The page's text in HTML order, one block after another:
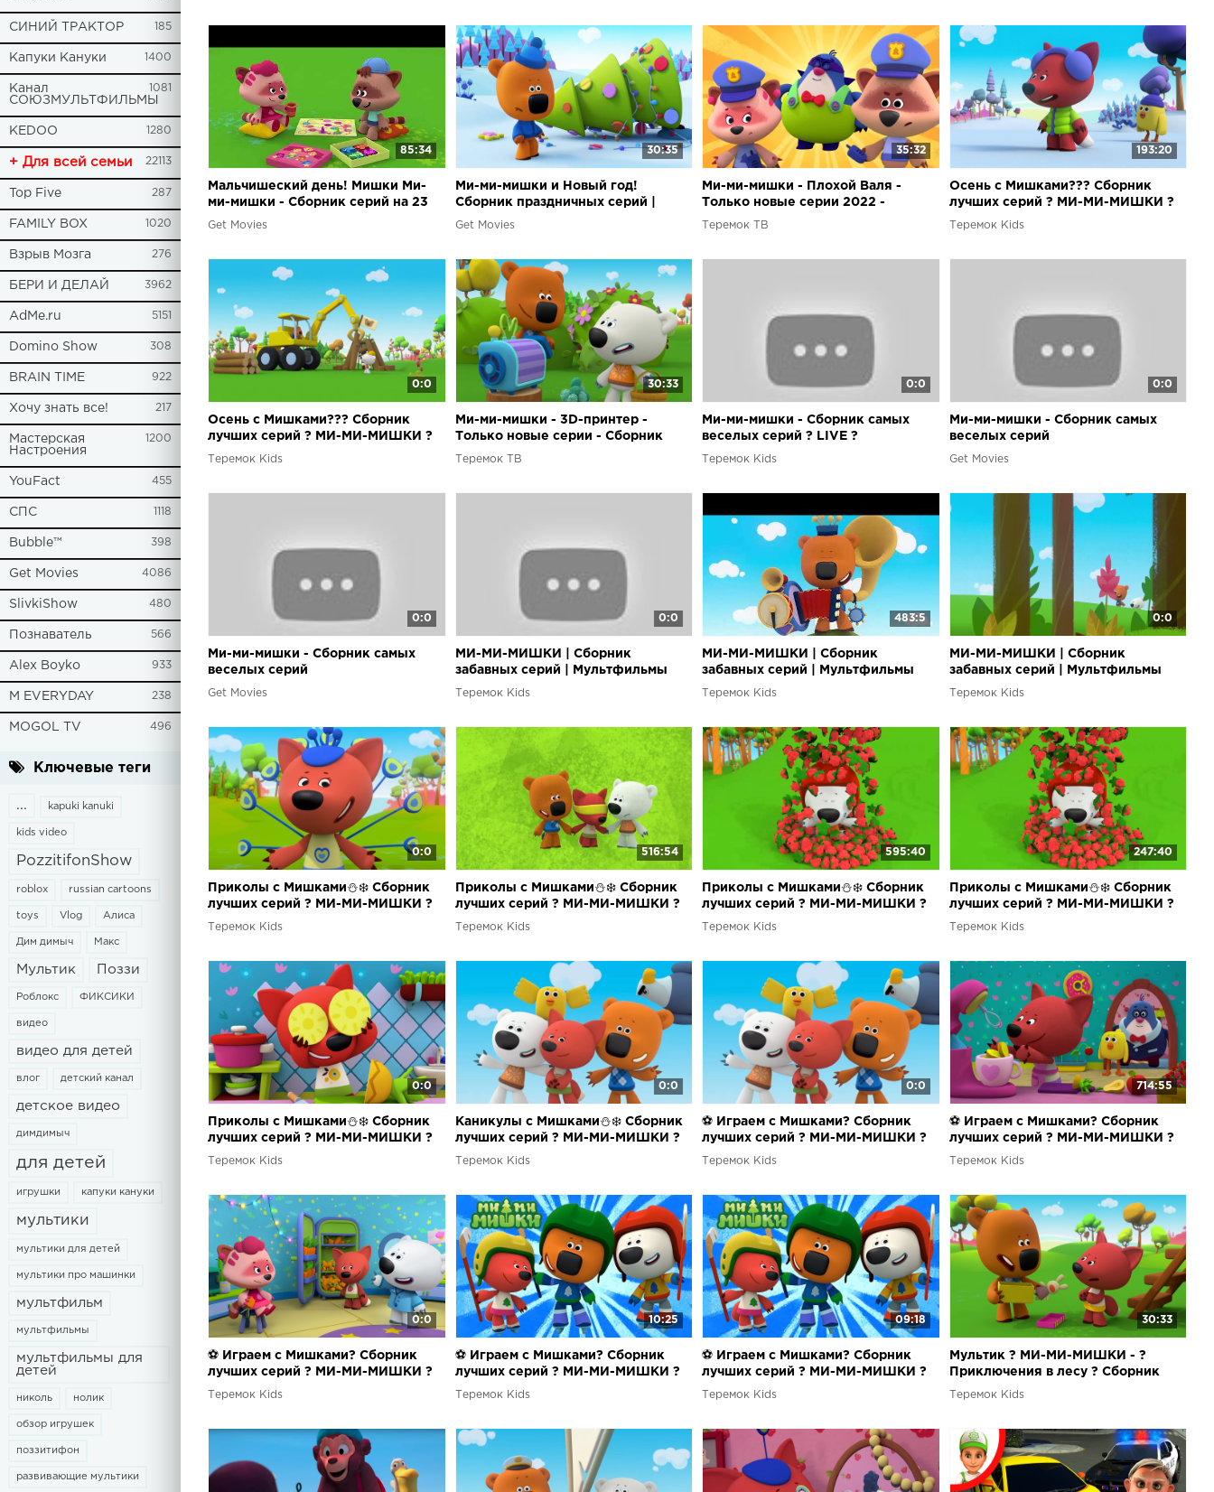
СИНИЙ ТРАКТОР 185
Капуки Кануки 1400
Канал
СОЮЗМУЛЬТФИЛЬМЫ
1081
KEDOO 1280
+ Для всей семьи 22113
Top Five 287
FAMILY BOX 1020
Взрыв Мозга 276
БЕРИ И ДЕЛАЙ 3962
AdMe.ru 5151
Domino Show 308
BRAIN TIME 922
Хочу знать все! 217
Мастерская
Настроения
1200
YouFact 455
СПС 1118
Bubble™ 398
Get Movies 4086
SlivkiShow 480
Познаватель 566
Alex Boyko 933
M EVERYDAY 238
MOGOL TV 496
Ключевые теги
... kapuki kanuki
kids video
PozzitifonShow
roblox russian cartoons
toys Vlog Алиса
Дим димыч Макс
Мультик Поззи
Роблокс ФИКСИКИ
видео
видео для детей
влог детский канал
детское видео
димдимыч
для детей
игрушки капуки кануки
мультики
мультики для детей
мультики про машинки
мультфильм
мультфильмы
мультфильмы для
детей
николь нолик
обзор игрушек
поззитифон
развивающие мультики
85:34
Мальчишеский день! Мишки Ми-
ми-мишки - Сборник серий на 23
февраля
Get Movies
30:35
Ми-ми-мишки и Новый год!
Сборник праздничных серий |
Мультики
Get Movies
35:32
Ми-ми-мишки - Плохой Валя -
Только новые серии 2022 -
Сборник серий
Теремок ТВ
193:20
Осень с Мишками??? Сборник
лучших серий ? МИ-МИ-МИШКИ ?
Теремок Kids
0:0
Осень с Мишками??? Сборник
лучших серий ? МИ-МИ-МИШКИ ?
Теремок Kids
30:33
Ми-ми-мишки - 3D-принтер -
Только новые серии - Сборник
серий
Теремок ТВ
0:0
Ми-ми-мишки - Сборник самых
веселых серий ? LIVE ?
Теремок Kids
0:0
Ми-ми-мишки - Сборник самых
веселых серий
Get Movies
0:0
Ми-ми-мишки - Сборник самых
веселых серий
Get Movies
0:0
МИ-МИ-МИШКИ | Сборник
забавных серий | Мультфильмы
для детей? Май
Теремок Kids
483:5
МИ-МИ-МИШКИ | Сборник
забавных серий | Мультфильмы
для детей?
Теремок Kids
0:0
МИ-МИ-МИШКИ | Сборник
забавных серий | Мультфильмы
для детей?
Теремок Kids
0:0
Приколы с Мишками⛄❄️ Сборник
лучших серий ? МИ-МИ-МИШКИ ?
Теремок Kids
516:54
Приколы с Мишками⛄❄️ Сборник
лучших серий ? МИ-МИ-МИШКИ ?
Теремок Kids
595:40
Приколы с Мишками⛄❄️ Сборник
лучших серий ? МИ-МИ-МИШКИ ?
Теремок Kids
247:40
Приколы с Мишками⛄❄️ Сборник
лучших серий ? МИ-МИ-МИШКИ ?
Теремок Kids
0:0
Приколы с Мишками⛄❄️ Сборник
лучших серий ? МИ-МИ-МИШКИ ?
Теремок Kids
0:0
Каникулы с Мишками⛄❄️ Сборник
лучших серий ? МИ-МИ-МИШКИ ?
Теремок Kids
0:0
⚽ Играем с Мишками? Сборник
лучших серий ? МИ-МИ-МИШКИ ?
Теремок Kids
714:55
⚽ Играем с Мишками? Сборник
лучших серий ? МИ-МИ-МИШКИ ?
Теремок Kids
0:0
⚽ Играем с Мишками? Сборник
лучших серий ? МИ-МИ-МИШКИ ?
Теремок Kids
10:25
⚽ Играем с Мишками? Сборник
лучших серий ? МИ-МИ-МИШКИ ?
Теремок Kids
09:18
⚽ Играем с Мишками? Сборник
лучших серий ? МИ-МИ-МИШКИ ?
Теремок Kids
30:33
Мультик ? МИ-МИ-МИШКИ - ?
Приключения в лесу ? Сборник
серий ?
Теремок Kids